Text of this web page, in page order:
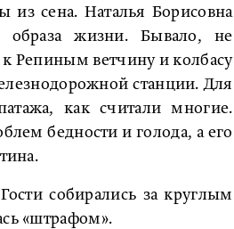
сена. Наталья Борисовна
образа жизни. Бывало, не
Репиным ветчину и колбасу
станции. Для
как считали многие.
бедности и голода, а его
собирались за круглым
«штрафом».